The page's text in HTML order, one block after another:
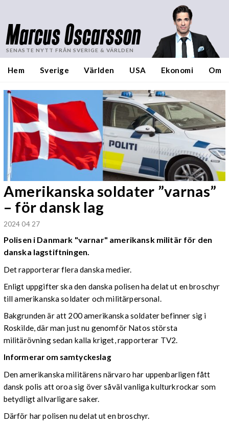
Marcus Oscarsson
SENASTE NYTT FRÅN SVERIGE & VÄRLDEN
Hem Sverige Världen USA Ekonomi Om
Amerikanska soldater ”varnas”
– för dansk lag
2024 04 27
Polisen i Danmark "varnar" amerikansk militär för den
danska lagstiftningen.
Det rapporterar flera danska medier.
Enligt uppgifter ska den danska polisen ha delat ut en broschyr
till amerikanska soldater och militärpersonal.
Bakgrunden är att 200 amerikanska soldater befinner sig i
Roskilde, där man just nu genomför Natos största
militärövning sedan kalla kriget, rapporterar TV2.
Informerar om samtyckeslag
Den amerikanska militärens närvaro har uppenbarligen fått
dansk polis att oroa sig över såväl vanliga kulturkrockar som
betydligt allvarligare saker.
Därför har polisen nu delat ut en broschyr.